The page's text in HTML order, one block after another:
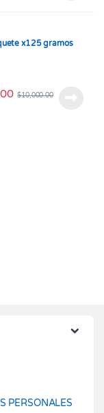
x125 gramos
$10,000.00
PERSONALES